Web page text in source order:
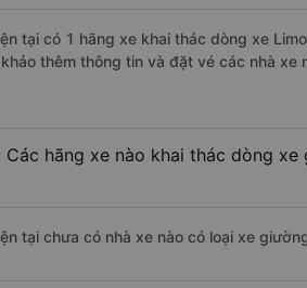
tại có 1 hãng xe khai thác dòng xe
thêm thông tin và đặt vé các nhà xe
Các hãng xe nào khai thác dòng
tại chưa có nhà xe nào có loại xe